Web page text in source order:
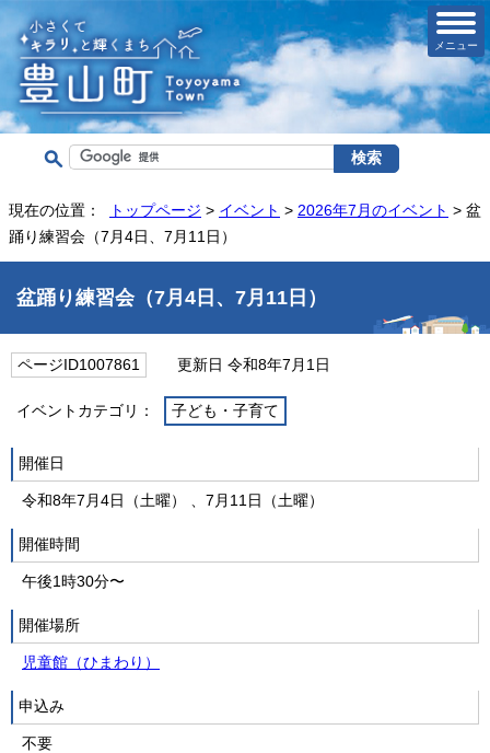
メニュー
現在の位置： トップページ > イベント > 2026年7月のイベント > 盆
踊り練習会（7月4日、7月11日）
盆踊り練習会（7月4日、7月11日）
ページID1007861 更新日 令和8年7月1日
イベントカテゴリ： 子ども・子育て
開催日
令和8年7月4日（土曜） 、7月11日（土曜）
開催時間
午後1時30分〜
開催場所
児童館（ひまわり）
申込み
不要